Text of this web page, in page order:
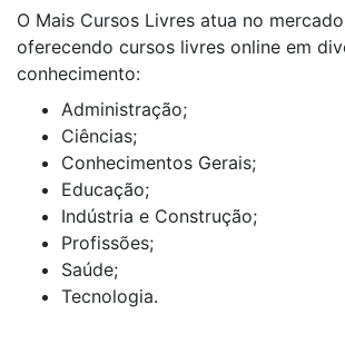
O Mais Cursos Livres atua no
oferecendo cursos livres online em
conhecimento:
Administração;
Ciências;
Conhecimentos Gerais;
Educação;
Indústria e Construção;
Profissões;
Saúde;
Tecnologia.